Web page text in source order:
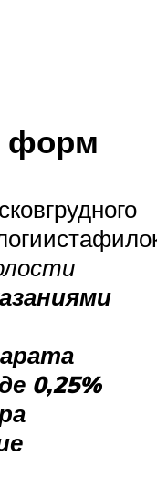
форм
0,25%